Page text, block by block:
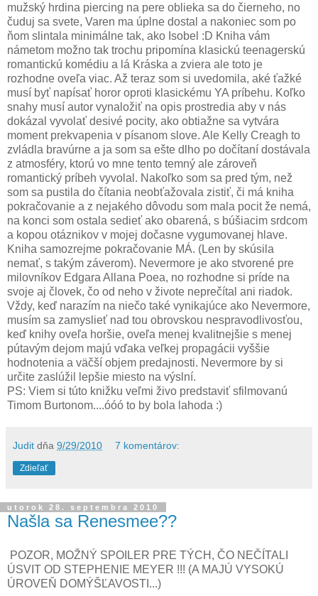
mužský hrdina piercing na pere oblieka sa do čierneho, no
čuduj sa svete, Varen ma úplne dostal a nakoniec som po
ňom slintala minimálne tak, ako Isobel :D Kniha vám
námetom možno tak trochu pripomína klasickú teenagerskú
romantickú komédiu a lá Kráska a zviera ale toto je
rozhodne oveľa viac. Až teraz som si uvedomila, aké ťažké
musí byť napísať horor oproti klasickému YA príbehu. Koľko
snahy musí autor vynaložiť na opis prostredia aby v nás
dokázal vyvolať desivé pocity, ako obtiažne sa vytvára
moment prekvapenia v písanom slove. Ale Kelly Creagh to
zvládla bravúrne a ja som sa ešte dlho po dočítaní dostávala
z atmosféry, ktorú vo mne tento temný ale zároveň
romantický príbeh vyvolal. Nakoľko som sa pred tým, než
som sa pustila do čítania neobťažovala zistiť, či má kniha
pokračovanie a z nejakého dôvodu som mala pocit že nemá,
na konci som ostala sedieť ako obarená, s búšiacim srdcom
a kopou otáznikov v mojej dočasne vygumovanej hlave.
Kniha samozrejme pokračovanie MÁ. (Len by skúsila
nemať, s takým záverom). Nevermore je ako stvorené pre
milovníkov Edgara Allana Poea, no rozhodne si príde na
svoje aj človek, čo od neho v živote neprečítal ani riadok.
Vždy, keď narazím na niečo také vynikajúce ako Nevermore,
musím sa zamyslieť nad tou obrovskou nespravodlivosťou,
keď knihy oveľa horšie, oveľa menej kvalitnejšie s menej
pútavým dejom majú vďaka veľkej propagácii vyššie
hodnotenia a väčší objem predajnosti. Nevermore by si
určite zaslúžil lepšie miesto na výslní.
PS: Viem si túto knižku veľmi živo predstaviť sfilmovanú
Timom Burtonom....óóó to by bola lahoda :)
Judit dňa 9/29/2010 7 komentárov:
Zdieľať
utorok 28. septembra 2010
Našla sa Renesmee??
POZOR, MOŽNÝ SPOILER PRE TÝCH, ČO NEČÍTALI
ÚSVIT OD STEPHENIE MEYER !!! (A MAJÚ VYSOKÚ
ÚROVEŇ DOMÝŠĽAVOSTI...)